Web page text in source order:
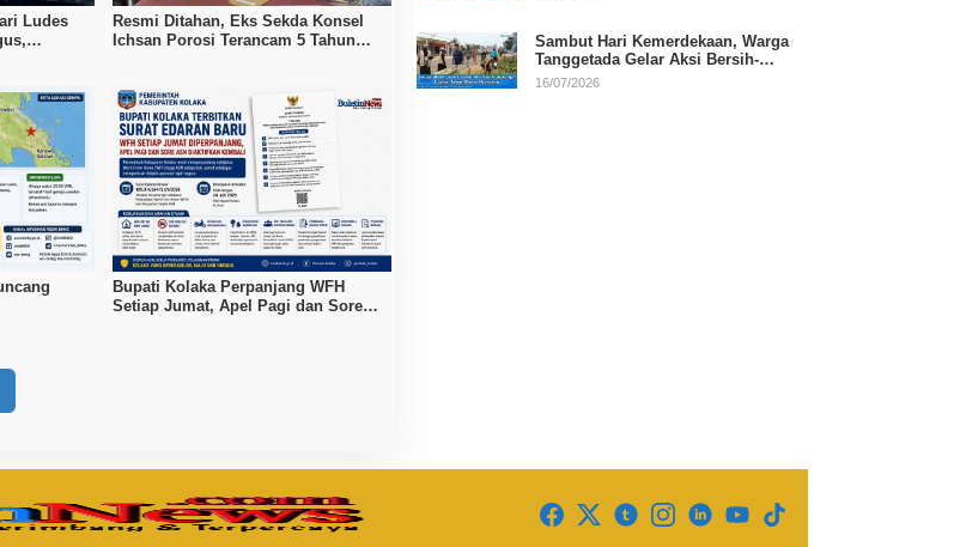
Ludes
Resmi Ditahan, Eks Sekda Konsel
Ichsan Porosi Terancam 5 Tahun
Bupati Kolaka Perpanjang WFH
Setiap Jumat, Apel Pagi dan Sore
Sambut Hari Kemerdekaan, Warga
Tanggetada Gelar Aksi Bersih-
Bersih Desa
16/07/2026